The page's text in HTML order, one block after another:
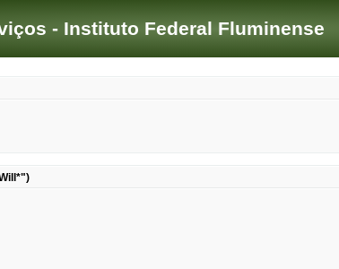
- Instituto Federal Fluminense